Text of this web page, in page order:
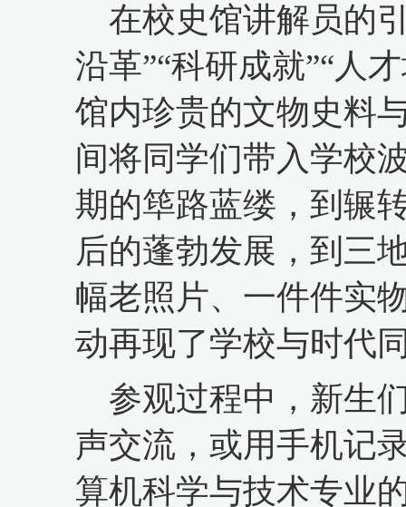
在校史馆讲解员的
沿革”“科研成就”“人
馆内珍贵的文物史料
间将同学们带入学校
期的筚路蓝缕，到辗
后的蓬勃发展，到三
幅老照片、一件件实
动再现了学校与时代
参观过程中，新生
声交流，或用手机记
算机科学与技术专业